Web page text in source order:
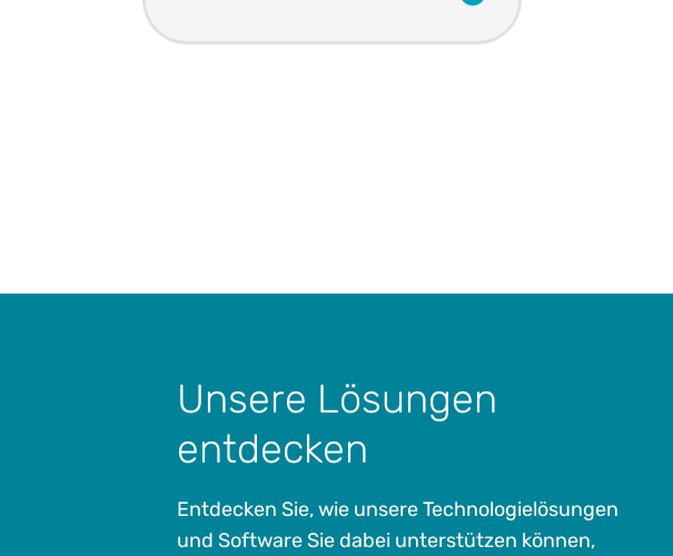
verlockenden Blick in die
Unsere Lösungen
entdecken
Entdecken Sie, wie unsere Technologielösungen
und Software Sie dabei unterstützen können,